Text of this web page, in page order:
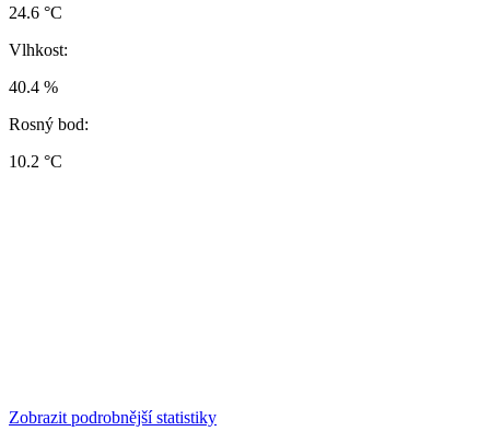
24.6 °C
Vlhkost:
40.4 %
Rosný bod:
10.2 °C
Zobrazit podrobnější statistiky